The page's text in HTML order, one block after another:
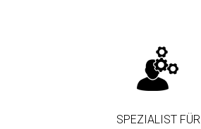
SPEZIALIST FÜR